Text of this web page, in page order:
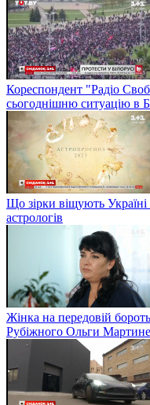
Кореспондент "Радіо
сьогоднішню ситуацію в
Що зірки віщують Україні
астрологів
Жінка на передовій
Рубіжного Ольги